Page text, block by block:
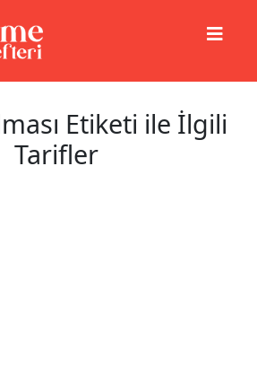
Etiketi ile İlgili
Tarifler